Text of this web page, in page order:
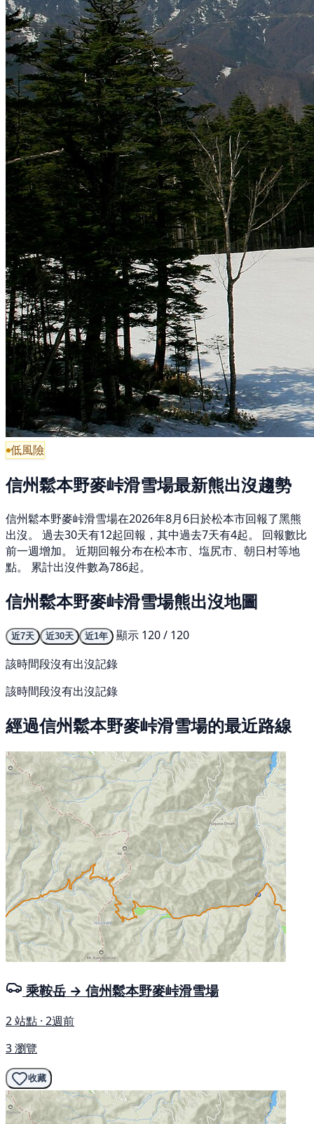
低風險
信州鬆本野麥峠滑雪場最新熊出沒趨勢
信州鬆本野麥峠滑雪場在2026年8月6日於松本市回報了黑熊
出沒。 過去30天有12起回報，其中過去7天有4起。 回報數比
前一週增加。 近期回報分布在松本市、塩尻市、朝日村等地
點。 累計出沒件數為786起。
信州鬆本野麥峠滑雪場熊出沒地圖
近7天 近30天 近1年
顯示 120 / 120
該時間段沒有出沒記錄
該時間段沒有出沒記錄
經過信州鬆本野麥峠滑雪場的最近路線
乘鞍岳 → 信州鬆本野麥峠滑雪場
2 站點 · 2週前
3 瀏覽
收藏